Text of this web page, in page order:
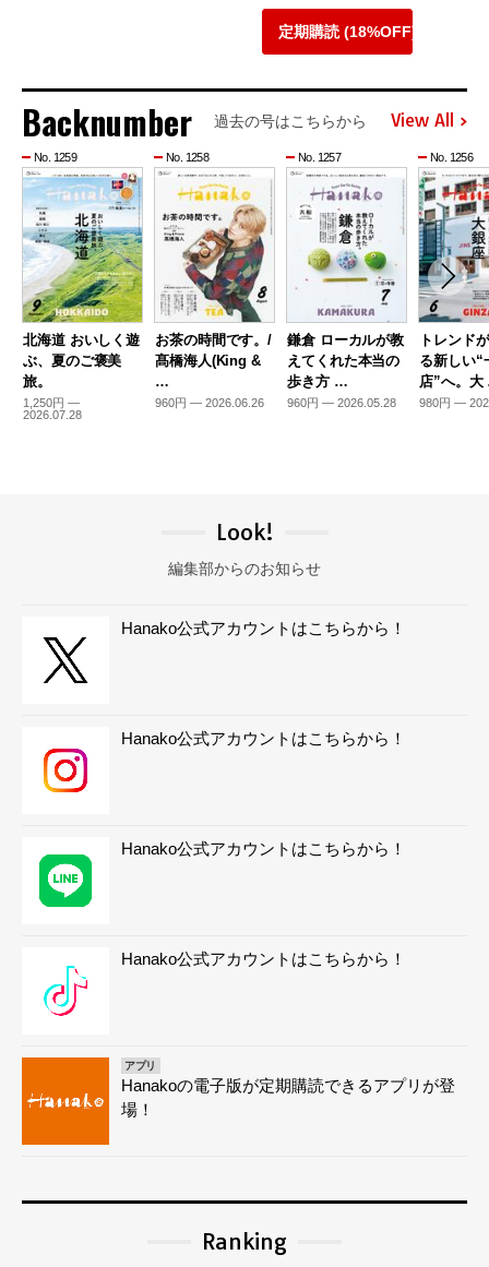
定期購読 (18%OFF)
Backnumber 過去の号はこちらから View All
No. 1259
北海道 おいしく遊
ぶ、夏のご褒美
旅。
1,250円 —
2026.07.28
No. 1258
お茶の時間です。/
髙橋海人(King &
…
960円 — 2026.06.26
No. 1257
鎌倉 ローカルが教
えてくれた本当の
歩き方 …
960円 — 2026.05.28
No. 1256
トレンド
る新しい“
店”へ。
980円 —
Look!
編集部からのお知らせ
Hanako公式アカウントはこちらから！
Hanako公式アカウントはこちらから！
Hanako公式アカウントはこちらから！
Hanako公式アカウントはこちらから！
アプリ
Hanakoの電子版が定期購読できるアプリが登
場！
Ranking